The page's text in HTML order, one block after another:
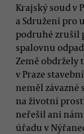
Krajský soud v
a Sdružení pro
podruhé zrušil
spalovnu
Země obdržely
v Praze
neměl závazné
na životní
neřešil ani
úřadu v